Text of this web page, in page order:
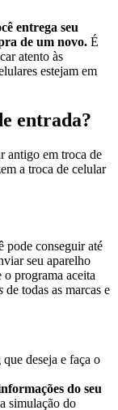
entrega seu
de um novo. É
atento às
estejam em
entrada?
antigo em troca de
a troca de celular
pode conseguir até
seu aparelho
programa aceita
de todas as marcas e
deseja e faça o
do seu
simulação do